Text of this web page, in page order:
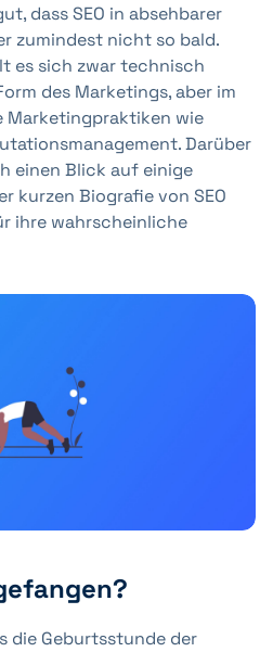
dass SEO in absehbarer
zumindest nicht so bald.
es sich zwar technisch
des Marketings, aber im
Marketingpraktiken wie
Darüber
einen Blick auf einige
kurzen Biografie von SEO
ihre wahrscheinliche
die Geburtsstunde der